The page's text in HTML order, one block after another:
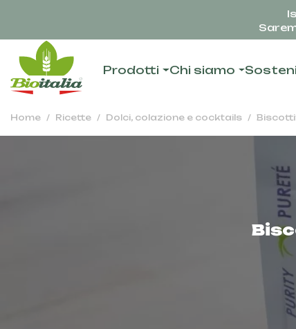
Prodotti Chi siamo
Home Ricette Dolci, colazione e cocktails